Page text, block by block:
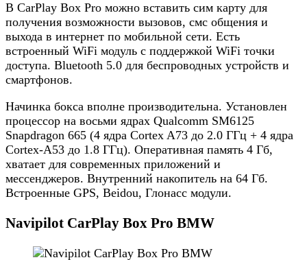
В CarPlay Box Pro можно вставить сим карту для
получения возможности вызовов, смс общения и
выхода в интернет по мобильной сети. Есть
встроенный WiFi модуль с поддержкой WiFi точки
доступа. Bluetooth 5.0 для беспроводных устройств и
смартфонов.
Начинка бокса вполне производительна. Установлен
процессор на восьми ядрах Qualcomm SM6125
Snapdragon 665 (4 ядра Cortex A73 до 2.0 ГГц + 4 ядра
Cortex-A53 до 1.8 ГГц). Оперативная память 4 Гб,
хватает для современных приложений и
мессенджеров. Внутренний накопитель на 64 Гб.
Встроенные GPS, Beidou, Глонасс модули.
Navipilot CarPlay Box Pro BMW